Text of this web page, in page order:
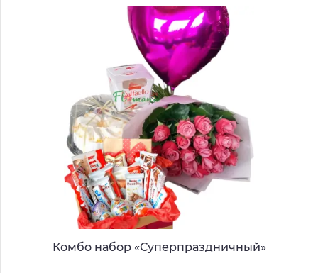
Комбо набор «Суперпраздничный»